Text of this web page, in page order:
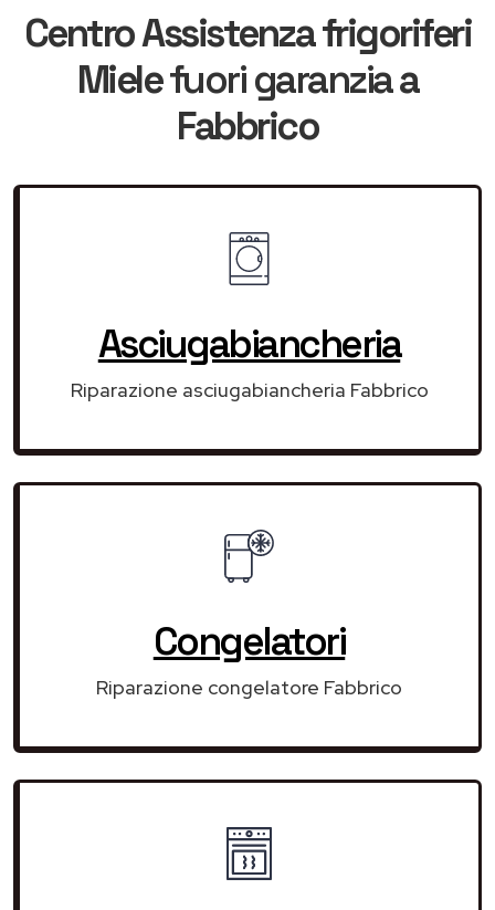
Centro Assistenza frigoriferi
Mielefuori garanziaa
Fabbrico
Asciugabiancheria
Riparazione asciugabiancheria Fabbrico
Congelatori
Riparazione congelatore Fabbrico